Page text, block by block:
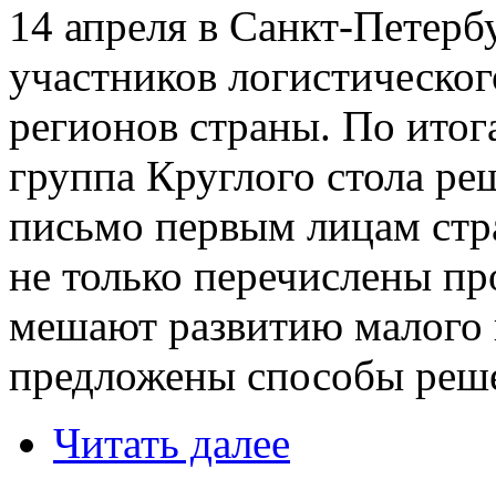
14 апреля в Санкт-
участников
регионов страны. По
группа Круглого стола
письмо первым лицам
не только перечислены
мешают развитию малого
предложены способы
Читать далее